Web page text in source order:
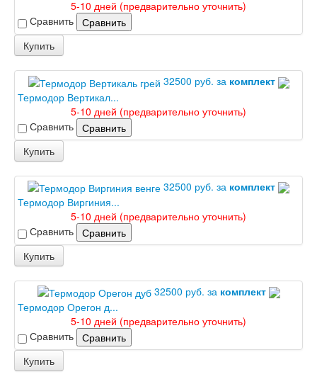
Шпон текстурированный
Эмалекс
Серия София
Серия Нео
Серия Симпл
Серия Синди
Серия Скай
Серия Стефани
ПЭТ Верда
Коллекция дверей Альтекс
Коллекция дверей Элеганс
Экошпон Верда
Коллекция дверей Лофт
Эмаль Верда
Двери Дворецкий
Шпон Дворецкий
Эмаль Дворецкий
Двери Про
Инвизибл Про
5-10 дней (предварительно уточнить)
Сравнить Сравнить
Купить
32500 руб. за комплект
Термодор Вертикал...
5-10 дней (предварительно уточнить)
Сравнить Сравнить
Купить
32500 руб. за комплект
Термодор Виргиния...
5-10 дней (предварительно уточнить)
Сравнить Сравнить
Купить
32500 руб. за комплект
Термодор Орегон д...
5-10 дней (предварительно уточнить)
Сравнить Сравнить
Купить